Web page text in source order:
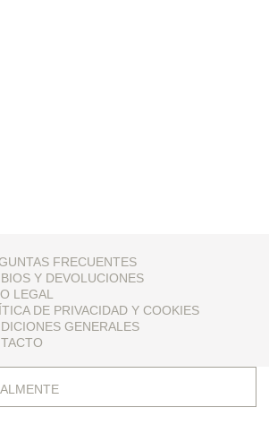
FRECUENTES
Y DEVOLUCIONES
LEGAL
DE PRIVACIDAD Y COOKIES
GENERALES